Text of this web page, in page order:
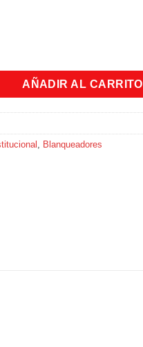
x 1900ml cantidad
AÑADIR AL CARRITO
Blanqueadores